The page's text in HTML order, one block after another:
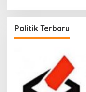
Politik Terbaru